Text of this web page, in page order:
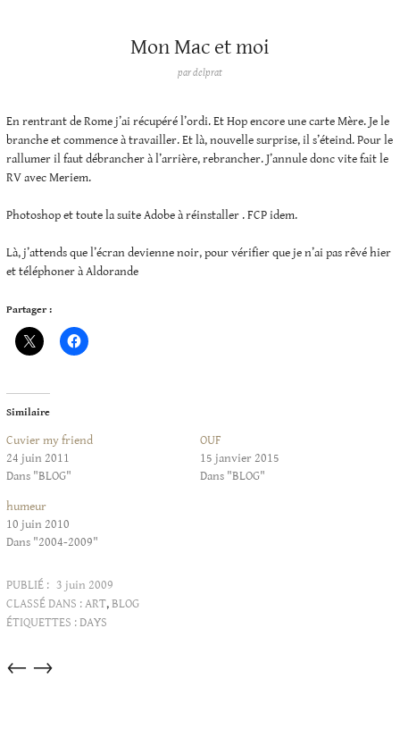
Mon Mac et moi
pardelprat
En rentrant de Rome j’ai récupéré l’ordi. Et Hop encore une carte Mère. Je le
branche et commence à travailler. Et là, nouvelle surprise, il s’éteind. Pour le
rallumer il faut débrancher à l’arrière, rebrancher. J’annule donc vite fait le
RV avec Meriem.
Photoshop et toute la suite Adobe à réinstaller . FCP idem.
Là, j’attends que l’écran devienne noir, pour vérifier que je n’ai pas rêvé hier
et téléphoner à Aldorande
Partager :
Similaire
Cuvier my friend
24 juin 2011
Dans "BLOG"
OUF
15 janvier 2015
Dans "BLOG"
humeur
10 juin 2010
Dans "2004-2009"
PUBLIÉ : 3 juin 2009
CLASSÉ DANS :ART,BLOG
ÉTIQUETTES :DAYS
Articles
→
←